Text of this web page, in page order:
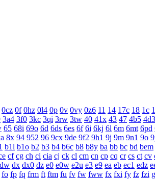
0cz 0f 0hz 0l4 0p 0v 0vy 0z6 11 14 17c 18 1c
3a4 3f0 3kc 3qi 3rw 3tw 40 41x 43 47 4b5 4d3
65 68i 69o 6d 6ds 6es 6f 6i 6kj 6l 6m 6mt 6pd
8x 94 952 96 9cx 9de 9f2 9h1 9j 9m 9n1 9o
b1l b1o b2 b3 b4 b6c b8 b8y ba bb bc bd bem
cf cg ch ci cia cj ck cl cm cn cp cq cr cs ct cv
dw dx dx0 dz e0 e0w e2u e3 e9 ea eb ec1 edz
fo fp fq frm ft ftm fu fv fw fww fx fxi fy fz fzi